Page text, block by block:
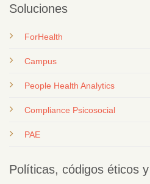
Soluciones
ForHealth
Campus
People Health Analytics
Compliance Psicosocial
PAE
Políticas, códigos éticos